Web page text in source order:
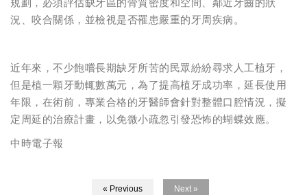
規劃，必須評估缺牙區的骨質密度和空間、鄰近牙齒的狀
況、咬合關係，並檢視是否罹患嚴重的牙周疾病。
近年來，不少飽嚐長期缺牙所苦的民眾紛紛尋求人工植牙，
但是植一顆牙動輒數萬元，為了提高植牙成功率，延長使用
年限，在術前，專業合格的牙醫師會針對整體口腔情況，擬
定周延的治療計畫，以免微小疏忽引發恐怖的蝴蝶效應。
中時電子報
« Previous Next »